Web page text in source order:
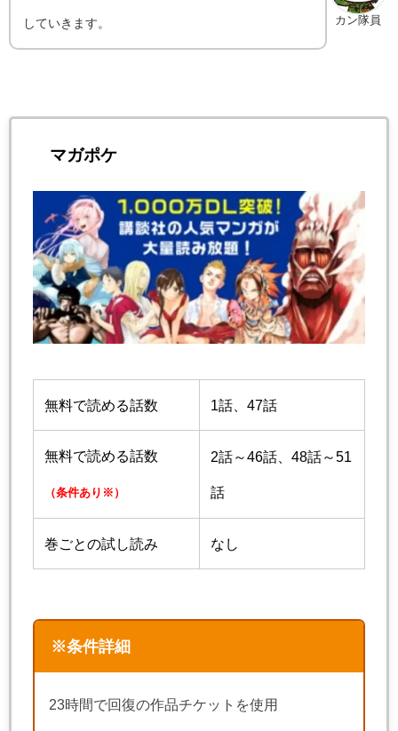
カン隊員
していきます。
マガポケ
無料で読める話数 1話、47話
無料で読める話数
（条件あり※）
2話～46話、48話～51
話
巻ごとの試し読み なし
※条件詳細
23時間で回復の作品チケットを使用